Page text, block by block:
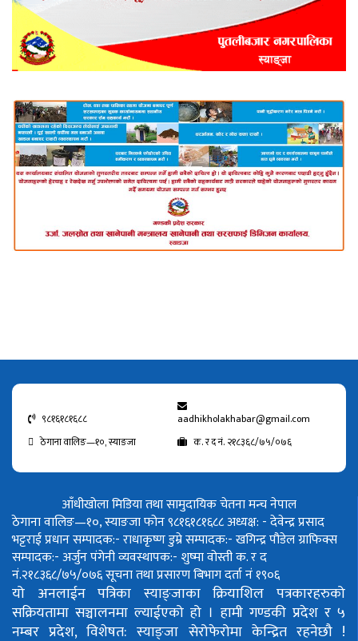
९८१६१८१६८८
aadhikholakhabar@gmail.com
ठेगाना वालिङ—१०, स्याङजा
क. र द नं. २१८३६८/७५/०७६
आँधीखोला मिडिया तथा सामुदायिक चेतना मन्च नेपाल
ठेगाना वालिङ—१०, स्याङजा फोन ९८१६१८१६८८अध्यक्ष: - देवेन्द्र प्रसाद
भट्टराईप्रधान सम्पादक:- राधाकृष्ण डुम्रेसम्पादक:- खगिन्द्र पौडेलग्राफिक्स
सम्पादक:- अर्जुन पंगेनीव्यवस्थापक:- शुष्मा वोस्तीक. र द
नं.२१८३६८/७५/०७६सूचना तथा प्रसारण बिभाग दर्ता नं १९०६
यो अनलाईन पत्रिका स्याङ्जाका क्रियाशिल पत्रकारहरुको
सक्रियतामा सञ्चालनमा ल्याईएको हो । हामी गण्डकी प्रदेश र ५
नम्बर प्रदेश, विशेषत: स्याङ्जा सेरोफेरोमा केन्द्रित रहनेछौ !